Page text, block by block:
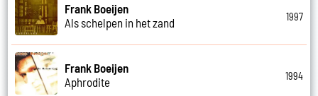
Frank Boeijen
Als schelpen in het zand
1997
Frank Boeijen
Aphrodite
1994